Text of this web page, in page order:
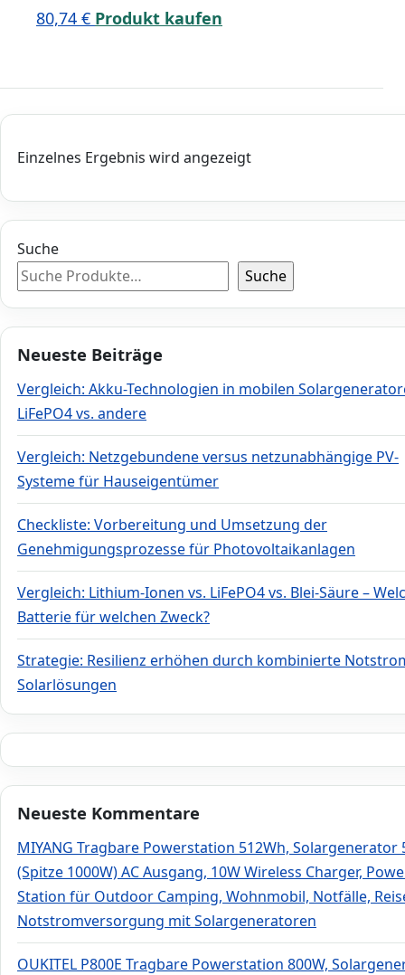
80,74 € Produkt kaufen
Einzelnes Ergebnis wird angezeigt
Suche
Suche
Neueste Beiträge
Vergleich: Akku-Technologien in mobilen
LiFePO4 vs. andere
Vergleich: Netzgebundene versus netzunabhängige PV-
Systeme für Hauseigentümer
Checkliste: Vorbereitung und Umsetzung der
Genehmigungsprozesse für Photovoltaikanlagen
Vergleich: Lithium-Ionen vs. LiFePO4 vs. Blei-Säure –
Batterie für welchen Zweck?
Strategie: Resilienz erhöhen durch kombinierte
Solarlösungen
Neueste Kommentare
MIYANG Tragbare Powerstation 512Wh, Solargenerator
(Spitze 1000W) AC Ausgang, 10W Wireless Charger,
Station für Outdoor Camping, Wohnmobil, Notfälle,
Notstromversorgung mit Solargeneratoren
OUKITEL P800E Tragbare Powerstation 800W,